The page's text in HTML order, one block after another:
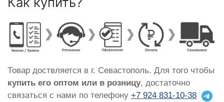
Товар доствляется в г. Севастополь. Для того чтобы
купить его оптом или в розницу, достаточно
связаться с нами по телефону +7 924 831-10-38